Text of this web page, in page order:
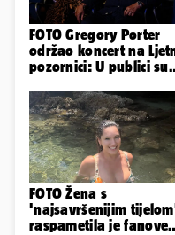
FOTO Gregory Porter
održao koncert na
pozornici: U publici su
FOTO Žena s
'najsavršenijim
raspametila je fanove